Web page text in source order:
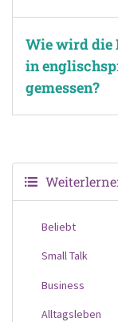
Wie wird die
in
gemessen?
Beliebt
Small Talk
Business
Alltagsleben